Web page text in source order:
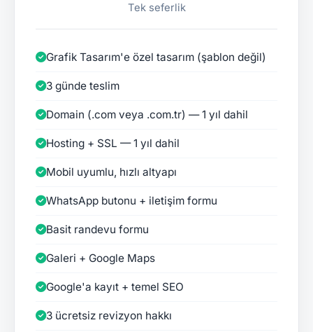
Tek seferlik
Grafik Tasarım'e özel tasarım (şablon değil)
3 günde teslim
Domain (.com veya .com.tr) — 1 yıl dahil
Hosting + SSL — 1 yıl dahil
Mobil uyumlu, hızlı altyapı
WhatsApp butonu + iletişim formu
Basit randevu formu
Galeri + Google Maps
Google'a kayıt + temel SEO
3 ücretsiz revizyon hakkı